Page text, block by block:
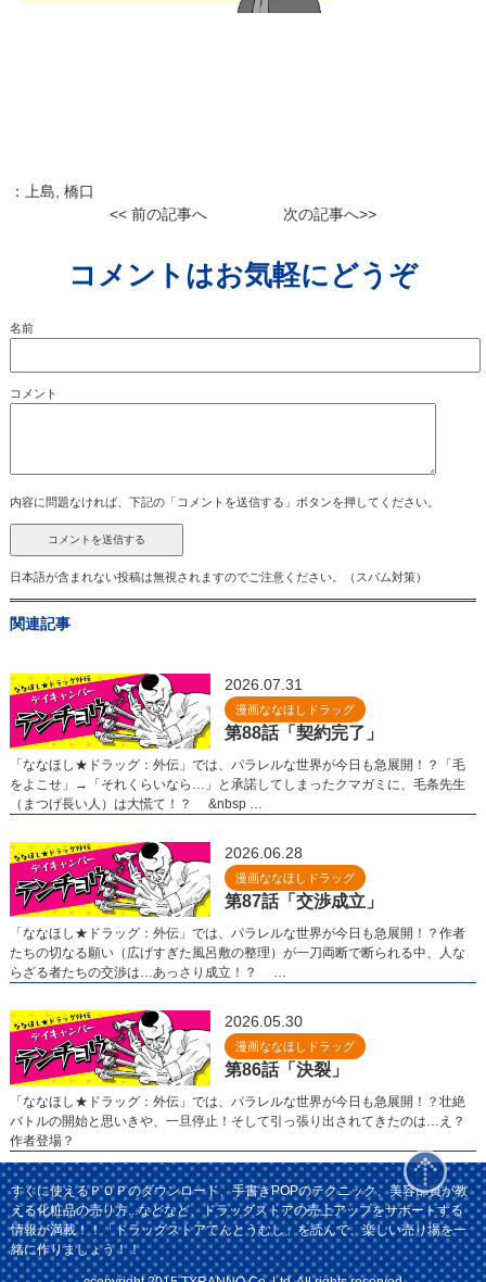
： 上島 橋口
<< 前の記事へ
次の記事へ>>
コメントはお気軽にどうぞ
名前
コメント
内容に問題なければ、下記の「コメントを送信する」ボタンを押してください。
日本語が含まれない投稿は無視されますのでご注意ください。（スパム対策）
関連記事
2026.07.31
漫画ななほしドラッグ
第88話「契約完了」
「ななほし★ドラッグ：外伝」では、パラレルな世界が今日も急展開！？「毛
をよこせ」→「それくらいなら…」と承諾してしまったクマガミに、毛条先生
（まつげ長い人）は大慌て！？ &nbsp …
2026.06.28
漫画ななほしドラッグ
第87話「交渉成立」
「ななほし★ドラッグ：外伝」では、パラレルな世界が今日も急展開！？作者
たちの切なる願い（広げすぎた風呂敷の整理）が一刀両断で断られる中、人な
らざる者たちの交渉は…あっさり成立！？ …
2026.05.30
漫画ななほしドラッグ
第86話「決裂」
「ななほし★ドラッグ：外伝」では、パラレルな世界が今日も急展開！？壮絶
バトルの開始と思いきや、一旦停止！そして引っ張り出されてきたのは…え？
作者登場？
すぐに使えるＰＯＰのダウンロード、手書きPOPのテクニック、美容部員が教
える化粧品の売り方...などなど、ドラッグストアの売上アップをサポートする
情報が満載！！「ドラッグストアてんとうむし」を読んで、楽しい売り場を一
緒に作りましょう！！